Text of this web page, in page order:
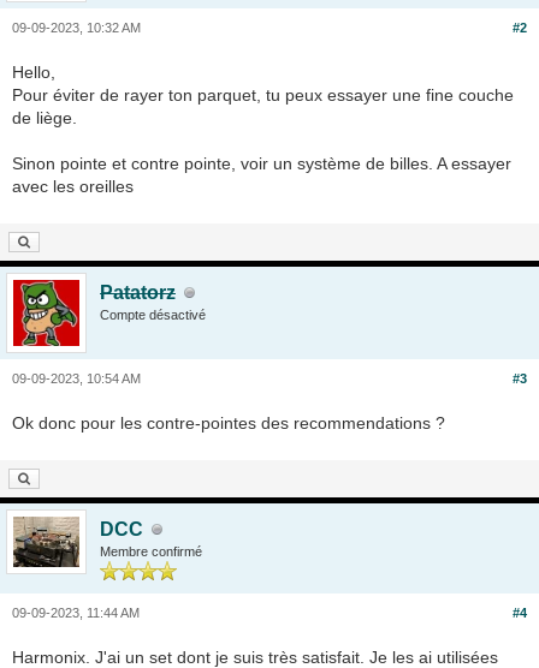
#2
09-09-2023, 10:32 AM
Hello,
Pour éviter de rayer ton parquet, tu peux essayer une fine couche
de liège.
Sinon pointe et contre pointe, voir un système de billes. A essayer
avec les oreilles
Patatorz
Compte désactivé
#3
09-09-2023, 10:54 AM
Ok donc pour les contre-pointes des recommendations ?
DCC
Membre confirmé
#4
09-09-2023, 11:44 AM
Harmonix. J'ai un set dont je suis très satisfait. Je les ai utilisées